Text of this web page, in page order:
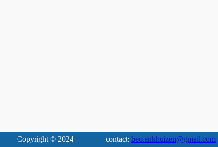
Copyright © 2024 contact: beo.enkhuizen@gmail.com